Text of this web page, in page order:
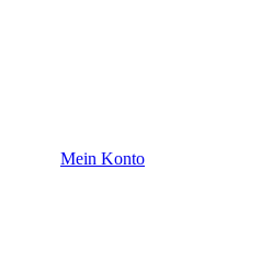
Mein Konto